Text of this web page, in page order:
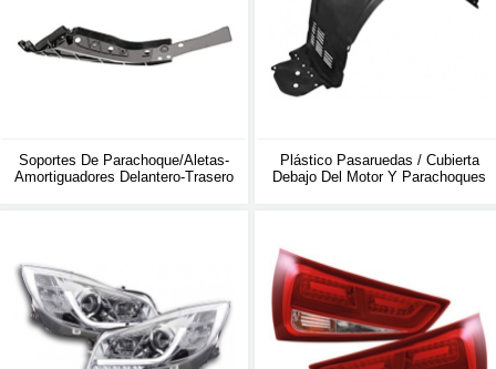
Soportes De Parachoque/aletas-
Amortiguadores Delantero-Trasero
Plástico Pasaruedas / Cubierta
Debajo Del Motor Y Parachoques